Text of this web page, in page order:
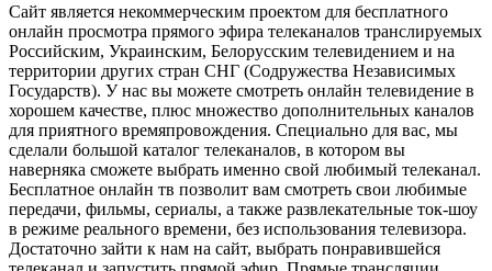
Сайт является некоммерческим проектом для бесплатного
онлайн просмотра прямого эфира телеканалов транслируемых
Российским, Украинским, Белорусским телевидением и на
территории других стран СНГ (Содружества Независимых
Государств). У нас вы можете смотреть онлайн телевидение в
хорошем качестве, плюс множество дополнительных каналов
для приятного времяпровождения. Специально для вас, мы
сделали большой каталог телеканалов, в котором вы
наверняка сможете выбрать именно свой любимый телеканал.
Бесплатное онлайн тв позволит вам смотреть свои любимые
передачи, фильмы, сериалы, а также развлекательные ток-шоу
в режиме реального времени, без использования телевизора.
Достаточно зайти к нам на сайт, выбрать понравившейся